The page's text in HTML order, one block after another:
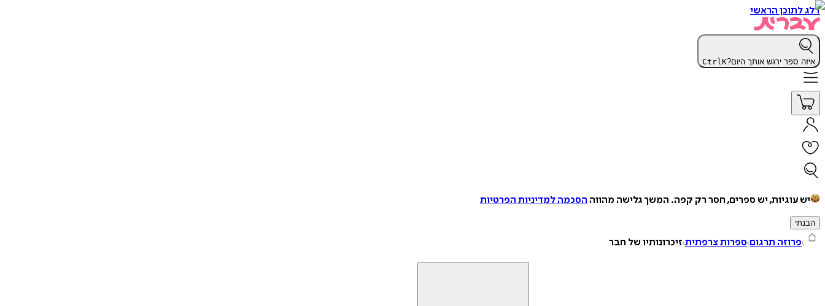
דלג לתוכן הראשי
איזה ספר ירגש אותך היום? CtrlK
יש עוגיות, יש ספרים, חסר רק קפה. המשך גלישה מהווה הסכמה למדיניות הפרטיות
הבנתי
פרוזה תרגום ספרות צרפתית זיכרונותיו של חבר